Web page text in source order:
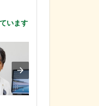
います